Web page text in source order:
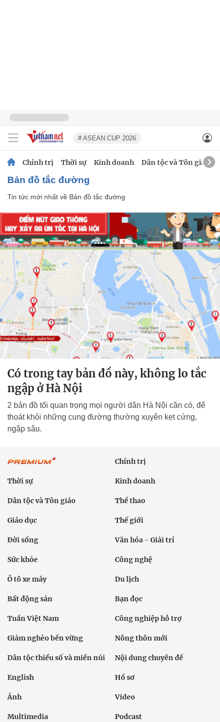
# ASEAN CUP 2026
Chính trị Thời sự Kinh doanh Dân tộc và Tôn giáo
Bản đồ tắc đường
Tin tức mới nhất về Bản đồ tắc đường
Có trong tay bản đồ này, không lo tắc
ngập ở Hà Nội
2 bản đồ tối quan trọng mọi người dân Hà Nội cần có, để
thoát khỏi những cung đường thường xuyên kẹt cứng,
ngập sâu.
Chính trị
Thời sự Kinh doanh
Dân tộc và Tôn giáo Thể thao
Giáo dục Thế giới
Đời sống Văn hóa - Giải trí
Sức khỏe Công nghệ
Ô tô xe máy Du lịch
Bất động sản Bạn đọc
Tuần Việt Nam Công nghiệp hỗ trợ
Giảm nghèo bền vững Nông thôn mới
Dân tộc thiểu số và miền núi Nội dung chuyên đề
English Hồ sơ
Ảnh Video
Multimedia Podcast